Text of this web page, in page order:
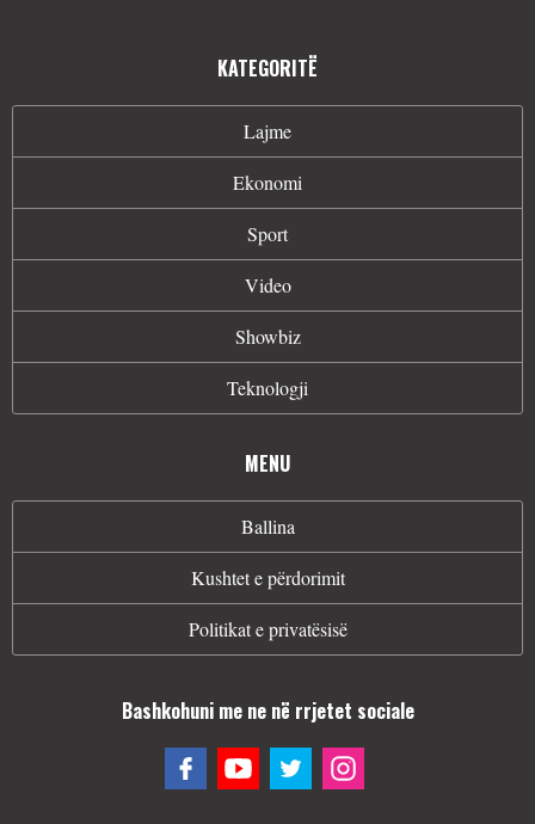
KATEGORITË
Lajme
Ekonomi
Sport
Video
Showbiz
Teknologji
MENU
Ballina
Kushtet e përdorimit
Politikat e privatësisë
Bashkohuni me ne në rrjetet sociale